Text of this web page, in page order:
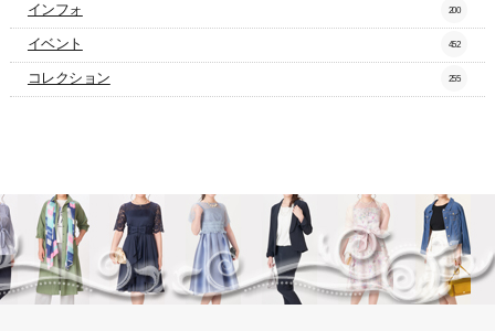
インフォ 200
イベント 452
コレクション 255